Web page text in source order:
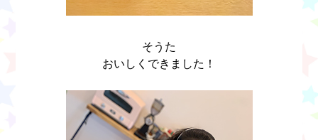
そうた
おいしくできました！